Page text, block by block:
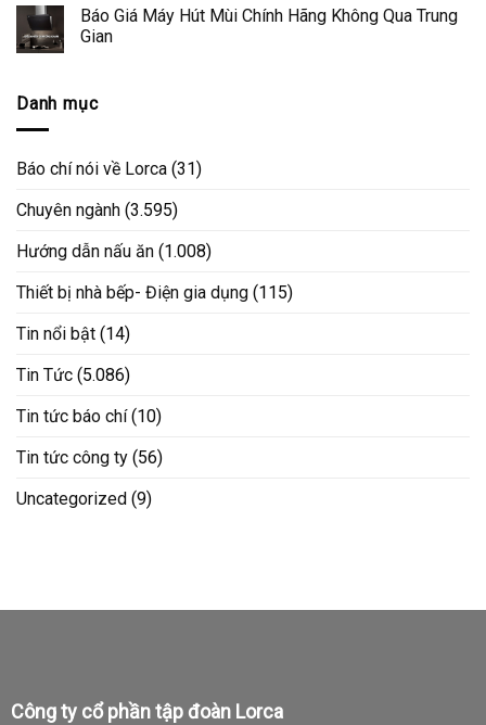
Báo Giá Máy Hút Mùi Chính Hãng Không Qua Trung
Gian
Danh mục
Báo chí nói về Lorca (31)
Chuyên ngành (3.595)
Hướng dẫn nấu ăn (1.008)
Thiết bị nhà bếp- Điện gia dụng (115)
Tin nổi bật (14)
Tin Tức (5.086)
Tin tức báo chí(10)
Tin tức công ty (56)
Uncategorized (9)
Công ty cổ phần tập đoàn Lorca